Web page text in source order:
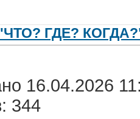
ГДЕ?
16.04.2026
344